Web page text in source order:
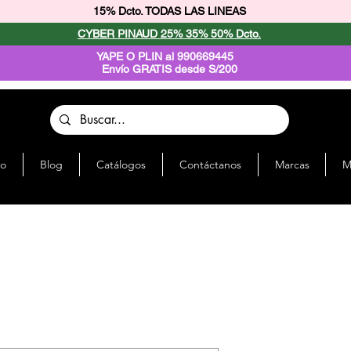
15% Dcto. TODAS LAS LINEAS
CYBER PINAUD 25% 35% 50% Dcto.
YAPE O PLIN al 990669445
Envío GRATIS desde S/200
Blog Catálogos Contáctanos Marcas